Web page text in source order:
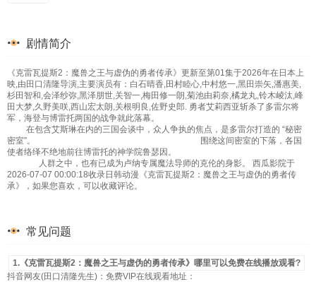
剧情简介
《克雷瓦提斯2：魔兽之王与虚伪的勇者传承》更新至第01集于2026年在日本上
映,由田口清隆导演,主要演员有：白石晴香,田村睦心,中村悠一,黑田崇矢,潘惠美,
杉田智和,会泽纱弥,黑泽朋世,关智一,梅田修一朗,菊池由莉奈,橘龙丸,铃木崚汰,峰
田大梦,久野美咲,西山宏太朗,关根明良,佐野史郎. 勇者艾莉西亚斩杀了多雷尔将
军，海登与博雷托两国的战争就此落幕。
在包含艾斯琳在内的三国会谈中，众人争执的焦点，是多雷尔打造的 “秘密
密室”。 围绕这间密室的下落，各国
使者络绎不绝地前往博雷托的神学院鲁瑟因。
人群之中，也有已成为卢纳专属魔法导师的克伦的身影。 西瓜影院于
2026-07-07 00:00:18收录日韩动漫《克雷瓦提斯2：魔兽之王与虚伪的勇者传
承》，如果您喜欢，可以收藏评论。
常见问题
1.《克雷瓦提斯2：魔兽之王与虚伪的勇者传承》哪里可以免费在线播放观看?
抖音网友(田口清隆先生)：免费VIP在线观看地址：